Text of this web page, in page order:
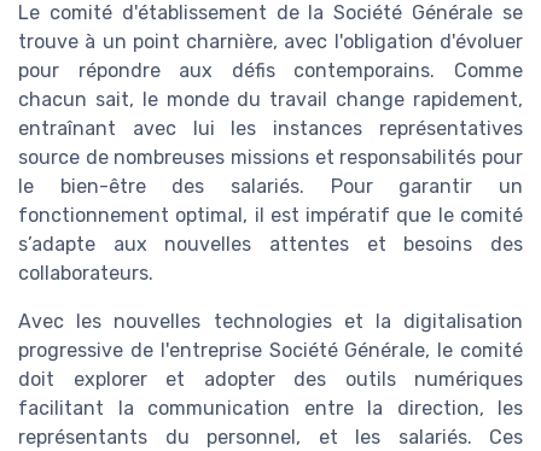
Le comité d'établissement de la Société Générale se
trouve à un point charnière, avec l'obligation d'évoluer
pour répondre aux défis contemporains. Comme
chacun sait, le monde du travail change rapidement,
entraînant avec lui les instances représentatives
source de nombreuses missions et responsabilités pour
le bien-être des salariés. Pour garantir un
fonctionnement optimal, il est impératif que le comité
s’adapte aux nouvelles attentes et besoins des
collaborateurs.
Avec les nouvelles technologies et la digitalisation
progressive de l'entreprise Société Générale, le comité
doit explorer et adopter des outils numériques
facilitant la communication entre la direction, les
représentants du personnel, et les salariés. Ces